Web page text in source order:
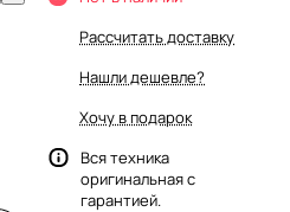
Рассчитать доставку
Нашли дешевле?
Хочу в подарок
Вся техника
оригинальная с
гарантией.